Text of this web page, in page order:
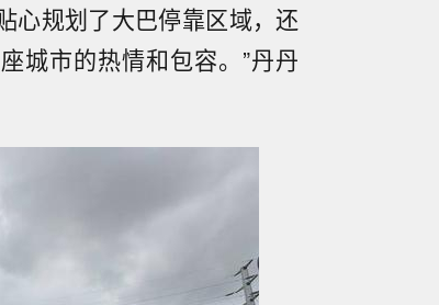
心规划了大巴停靠区域，还
城市的热情和包容。”丹丹